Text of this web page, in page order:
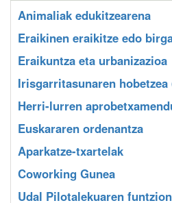
Animaliak edukitzearena
Eraikinen eraikitze edo
Eraikuntza eta urbanizazioa
Irisgarritasunaren hobetzea
Herri-lurren
Euskararen ordenantza
Aparkatze-txartelak
Coworking Gunea
Udal Pilotalekuaren